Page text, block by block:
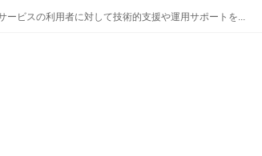
ビスの利用者に対して技術的支援や運用サポートを...